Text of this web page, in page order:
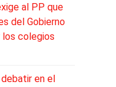
al PP que
del Gobierno
los colegios
en el